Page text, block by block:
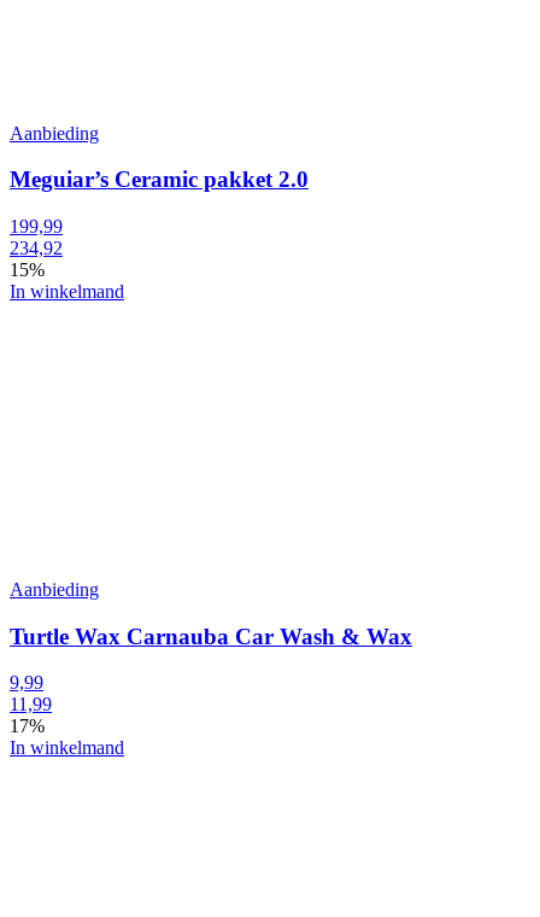
Aanbieding
Meguiar’s Ceramic pakket 2.0
199,99
234,92
15%
In winkelmand
Aanbieding
Turtle Wax Carnauba Car Wash & Wax
9,99
11,99
17%
In winkelmand